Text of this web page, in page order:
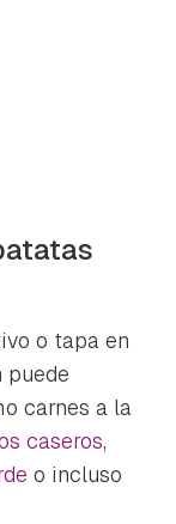
o tapa en
puede
carnes a la
caseros,
o incluso